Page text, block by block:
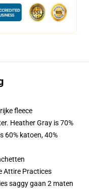
fleece
Heather Gray is 70%
60% katoen, 40%
Attire Practices
saggy gaan 2 maten